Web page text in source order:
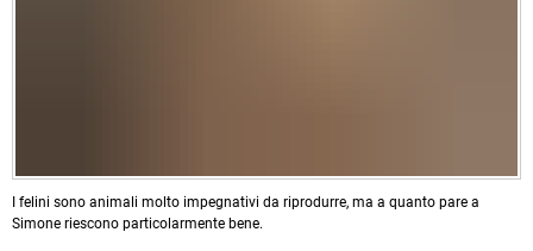
I felini sono animali molto impegnativi da riprodurre, ma a quanto pare a
Simone riescono particolarmente bene.